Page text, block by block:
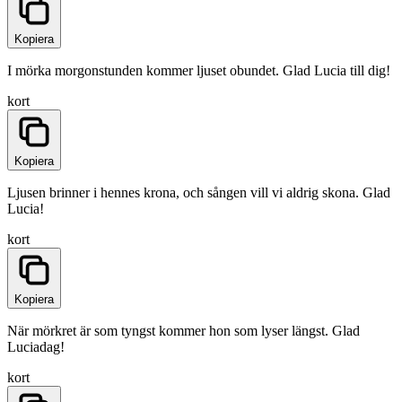
Kopiera
I mörka morgonstunden kommer ljuset obundet. Glad Lucia till dig!
kort
Kopiera
Ljusen brinner i hennes krona, och sången vill vi aldrig skona. Glad
Lucia!
kort
Kopiera
När mörkret är som tyngst kommer hon som lyser längst. Glad
Luciadag!
kort